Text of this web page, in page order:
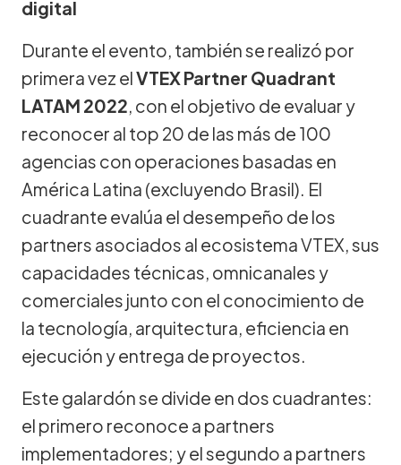
digital
Durante el evento, también se realizó por
primera vez elVTEX Partner Quadrant
LATAM 2022, con el objetivo de evaluar y
reconocer al top 20 de las más de 100
agencias con operaciones basadas en
América Latina (excluyendo Brasil). El
cuadrante evalúa el desempeño de los
partners asociados al ecosistema VTEX, sus
capacidades técnicas, omnicanales y
comerciales junto con el conocimiento de
la tecnología, arquitectura, eficiencia en
ejecución y entrega de proyectos.
Este galardón se divide en dos cuadrantes:
el primero reconoce a partners
implementadores; y el segundo a partners